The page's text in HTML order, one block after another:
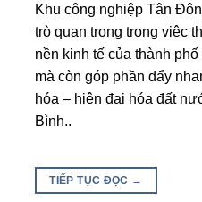
Khu công nghiệp Tân
trò quan trọng trong việc
nền kinh tế của thành
mà còn góp phần đẩy
hóa – hiện đại hóa đất
Bình..
TIẾP TỤC ĐỌC →